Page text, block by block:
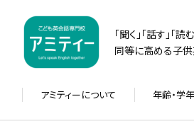
「聞く」「話す」「
同等に高める子供
アミティーについて 年齢・学